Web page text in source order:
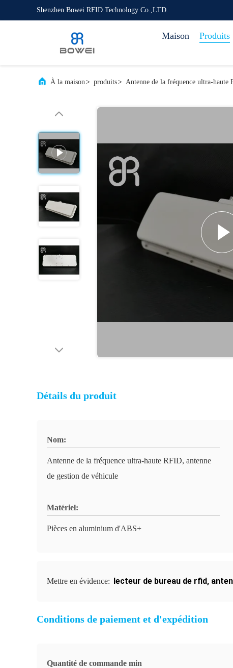
Shenzhen Bowei RFID Technology Co.,LTD.
Maison Produits
À la maison> produits> Antenne de la fréquence ultra-haute
Détails du produit
Nom:
Antenne de la fréquence ultra-haute RFID, antenne
de gestion de véhicule
Matériel:
Pièces en aluminium d'ABS+
Mettre en évidence: lecteur de bureau de rfid,
Conditions de paiement et d'expédition
Quantité de commande min